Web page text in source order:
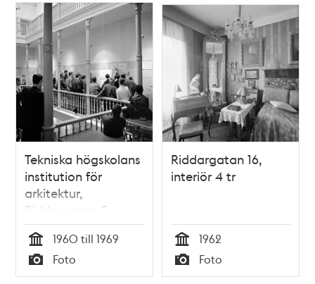
Tekniska högskolans
institution för
arkitektur,
Riddargatan 5
Tid
1960 till 1969
Typ
Foto
Riddargatan 16,
interiör 4 tr
Tid
1962
Typ
Foto